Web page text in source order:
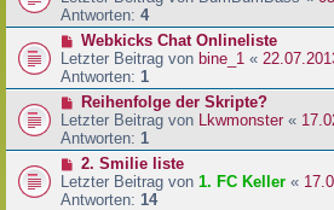
Antworten: 4
Webkicks Chat Onlineliste
Letzter Beitrag von bine_1 «
Antworten: 1
Reihenfolge der Skripte?
Letzter Beitrag von
Lkwmonster «
Antworten: 1
2. Smilie liste
Letzter Beitrag von 1. FC Keller «
Antworten: 14